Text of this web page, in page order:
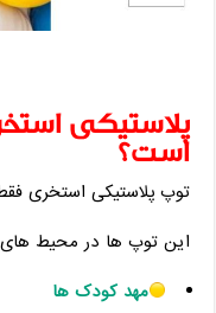
پلاستیکی
است؟
توپ پلاستیکی استخری
این توپ‌ ها در محیط ‌های
مهد کودک‌ ها